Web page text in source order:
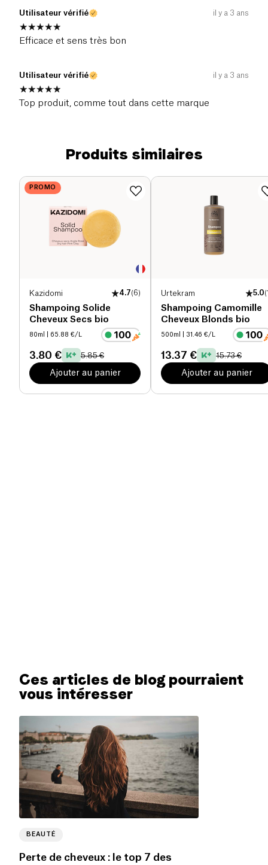
Utilisateur vérifié il y a 3 ans
Efficace et sens très bon
Utilisateur vérifié il y a 3 ans
Top produit, comme tout dans cette marque
Produits similaires
PROMO
Kazidomi 4.7(6)
Shampoing Solide
Cheveux Secs bio
80ml | 65.88 €/L
3.80 € 5.85 €
Ajouter au panier
Urtekram 5.0(
Shampoing Camomille
Cheveux Blonds bio
500ml | 31.46 €/L
13.37 € 15.73 €
Ajouter au panier
Ces articles de blog pourraient
vous intéresser
BEAUTÉ
Perte de cheveux : le top 7 des